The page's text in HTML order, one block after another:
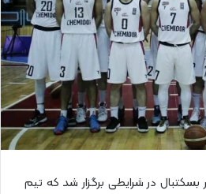
م
ی
ل
در شرایطی برگزار شد که تیم